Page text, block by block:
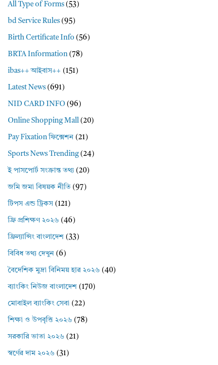
All Type of Forms (53)
bd Service Rules (95)
Birth Certificate Info (56)
BRTA Information (78)
ibas++ আইবাস++ (151)
Latest News (691)
NID CARD INFO (96)
Online Shopping Mall (20)
Pay Fixation ফিক্সেশন (21)
Sports News Trending(24)
ই পাসপোর্ট সংক্রান্ত তথ্য (20)
জমি জমা বিষয়ক নীতি (97)
টিপস এন্ড ট্রিকস (121)
ফ্রি প্রশিক্ষণ ২০২৬ (46)
ফ্রিল্যান্সিং বাংলাদেশ (33)
বিবিধ তথ্য দেখুন (6)
বৈদেশিক মুদ্রা বিনিময় হার ২০২৬ (40)
ব্যাংকিং নিউজ বাংলাদেশ (170)
মোবাইল ব্যাংকিং সেবা (22)
শিক্ষা ও উপবৃত্তি ২০২৬ (78)
সরকারি ভাতা ২০২৬ (21)
স্বর্ণের দাম ২০২৬ (31)